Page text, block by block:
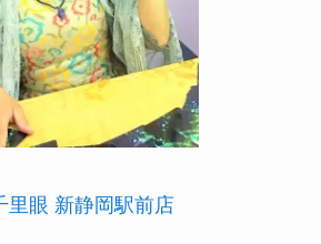
里眼 新静岡駅前店